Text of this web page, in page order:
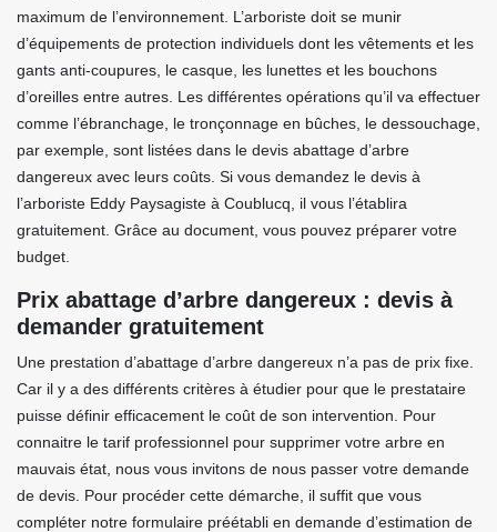
maximum de l’environnement. L’arboriste doit se munir
d’équipements de protection individuels dont les vêtements et les
gants anti-coupures, le casque, les lunettes et les bouchons
d’oreilles entre autres. Les différentes opérations qu’il va effectuer
comme l’ébranchage, le tronçonnage en bûches, le dessouchage,
par exemple, sont listées dans le devis abattage d’arbre
dangereux avec leurs coûts. Si vous demandez le devis à
l’arboriste Eddy Paysagiste à Coublucq, il vous l’établira
gratuitement. Grâce au document, vous pouvez préparer votre
budget.
Prix abattage d’arbre dangereux : devis à
demander gratuitement
Une prestation d’abattage d’arbre dangereux n’a pas de prix fixe.
Car il y a des différents critères à étudier pour que le prestataire
puisse définir efficacement le coût de son intervention. Pour
connaitre le tarif professionnel pour supprimer votre arbre en
mauvais état, nous vous invitons de nous passer votre demande
de devis. Pour procéder cette démarche, il suffit que vous
compléter notre formulaire préétabli en demande d’estimation de